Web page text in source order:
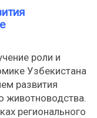
роли и
Узбекистана
развития
животноводства.
регионального